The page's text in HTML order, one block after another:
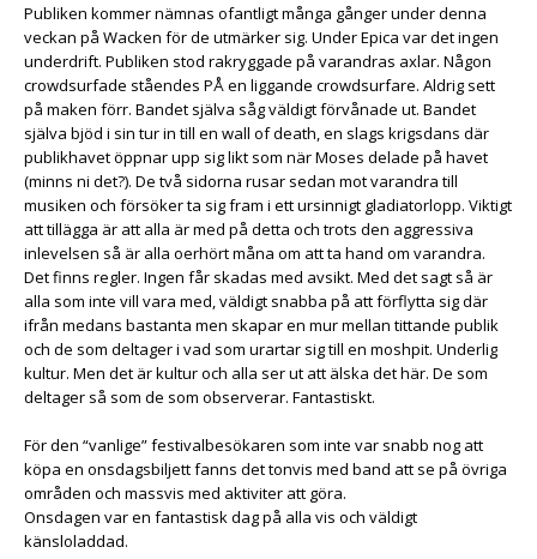
Publiken kommer nämnas ofantligt många gånger under denna
veckan på Wacken för de utmärker sig. Under Epica var det ingen
underdrift. Publiken stod rakryggade på varandras axlar. Någon
crowdsurfade ståendes PÅ en liggande crowdsurfare. Aldrig sett
på maken förr. Bandet själva såg väldigt förvånade ut. Bandet
själva bjöd i sin tur in till en wall of death, en slags krigsdans där
publikhavet öppnar upp sig likt som när Moses delade på havet
(minns ni det?). De två sidorna rusar sedan mot varandra till
musiken och försöker ta sig fram i ett ursinnigt gladiatorlopp. Viktigt
att tillägga är att alla är med på detta och trots den aggressiva
inlevelsen så är alla oerhört måna om att ta hand om varandra.
Det finns regler. Ingen får skadas med avsikt. Med det sagt så är
alla som inte vill vara med, väldigt snabba på att förflytta sig där
ifrån medans bastanta men skapar en mur mellan tittande publik
och de som deltager i vad som urartar sig till en moshpit. Underlig
kultur. Men det är kultur och alla ser ut att älska det här. De som
deltager så som de som observerar. Fantastiskt.
För den “vanlige” festivalbesökaren som inte var snabb nog att
köpa en onsdagsbiljett fanns det tonvis med band att se på övriga
områden och massvis med aktiviter att göra.
Onsdagen var en fantastisk dag på alla vis och väldigt
känsloladdad.